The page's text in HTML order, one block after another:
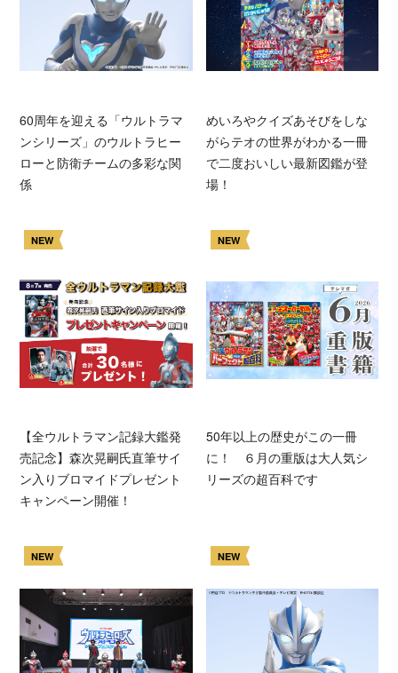
60周年を迎える「ウルトラマ
ンシリーズ」のウルトラヒー
ローと防衛チームの多彩な関
係
めいろやクイズあそびをしな
がらテオの世界がわかる一冊
で二度おいしい最新図鑑が登
場！
NEW
【全ウルトラマン記録大鑑発
売記念】森次晃嗣氏直筆サイ
ン入りブロマイドプレゼント
キャンペーン開催！
NEW
50年以上の歴史がこの一冊
に！ ６月の重版は大人気シ
リーズの超百科です
NEW NEW